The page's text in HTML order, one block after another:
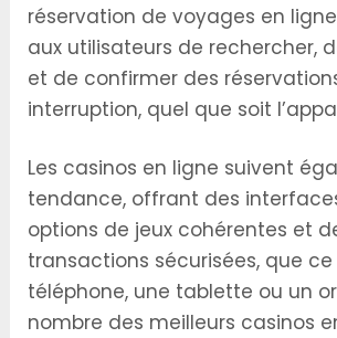
réservation de voyages en
aux utilisateurs de rechercher,
et de confirmer des
interruption, quel que soit
Les casinos en ligne suivent
tendance, offrant des
options de jeux cohérentes et
transactions sécurisées, que ce
téléphone, une tablette ou un
nombre des meilleurs casinos